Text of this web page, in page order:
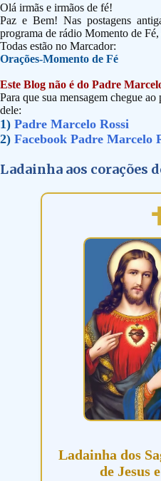
Olá irmãs e irmãos de fé!
Paz e Bem! Nas postagens
programa de rádio Momento de
Todas estão no Marcador:
Orações-Momento de Fé
Este Blog não é do Padre
Para que sua mensagem chegue
dele:
1) Padre Marcelo Rossi
2) Facebook Padre Marcelo
Ladainha aos corações
Ladainha dos
de Jesus